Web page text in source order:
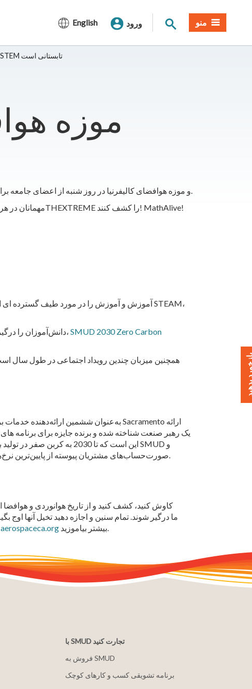
English ورود جستجوی سایت
منو
موزه هوافضای SMUD میزبان جشنواره STEM تابستانی است
SMUD و موزه هوافضای کالیفرنیا در روز شنبه از اعضای جامعه برای یک روز سرگرم کننده خانوادگی از فعالیت های تعاملی با محوریت انرژی باد و قدرت پرواز استقبال خواهند کرد.
مناطق آموزشی STEM دانش‌آموزان را درگیر مفاهیم و فن‌آوری‌هایی می‌کند که برای ، که انتشار کربن را از منبع تغذیه منطقه تا حذف می‌کند، SMUD 2030 Zero Carbon
صورت‌حساب‌های مشتریان پیوسته از پایین‌ترین نرخ‌ها در کالیفرنیا است و امروزه به‌طور میانگین بیش از 50 درصد کمتر از شرکت همسایه‌اش متعلق به سرمایه‌گذاران است.
aerospaceca.org بیشتر بیاموزید.
با SMUD تجارت کنید
فروش به SMUD
برنامه تشویقی کسب و کارهای کوچک